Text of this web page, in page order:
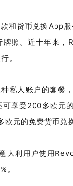
和货币兑换App
牌照。近十年来，
。
私人账户的套餐
可享受200多欧元
元的免费货币兑换
大利用户使用
。